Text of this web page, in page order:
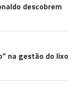
descobrem
na gestão do lixo